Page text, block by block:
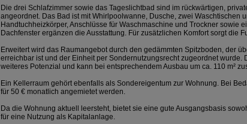
Die drei Schlafzimmer sowie das Tageslichtbad sind im rückwärtigen,
angeordnet. Das Bad ist mit Whirlpoolwanne, Dusche, zwei Waschtischen
Handtuchheizkörper, Anschlüsse für Waschmaschine und Trockner sowie
Dachfenster ergänzen die Ausstattung. Für zusätzlichen Komfort sorgt die
Erweitert wird das Raumangebot durch den gedämmten Spitzboden, der
erreichbar ist und der Einheit per Sondernutzungsrecht zugeordnet wurde.
weiteres Potenzial und kann bei entsprechendem Ausbau um ca. 110 m²
Ein Kellerraum gehört ebenfalls als Sondereigentum zur Wohnung. Bei
für 50 € monatlich angemietet werden.
Da die Wohnung aktuell leersteht, bietet sie eine gute Ausgangsbasis
für eine Nutzung als Kapitalanlage.